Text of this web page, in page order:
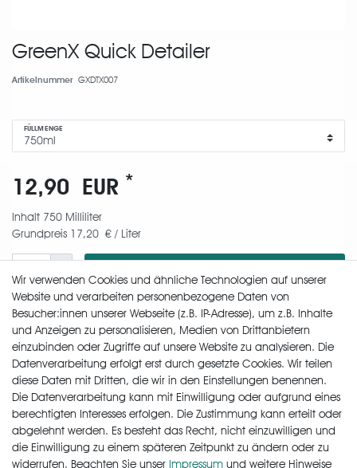
GreenX Quick Detailer
Artikelnummer GXDTX007
FÜLLMENGE
12,90 EUR *
Inhalt 750 Milliliter
Grundpreis 17,20 € / Liter
In den Warenkorb
Wunschliste
* inkl. ges. MwSt. zzgl.Versandkosten
Wir verwenden Cookies und ähnliche Technologien auf unserer
Website und verarbeiten personenbezogene Daten von
Besucher:innen unserer Webseite (z.B. IP-Adresse), um z.B. Inhalte
und Anzeigen zu personalisieren, Medien von Drittanbietern
einzubinden oder Zugriffe auf unsere Website zu analysieren. Die
Datenverarbeitung erfolgt erst durch gesetzte Cookies. Wir teilen
diese Daten mit Dritten, die wir in den Einstellungen benennen.
Die Datenverarbeitung kann mit Einwilligung oder aufgrund eines
berechtigten Interesses erfolgen. Die Zustimmung kann erteilt oder
abgelehnt werden. Es besteht das Recht, nicht einzuwilligen und
die Einwilligung zu einem späteren Zeitpunkt zu ändern oder zu
widerrufen. Beachten Sie unser Impressum und weitere Hinweise